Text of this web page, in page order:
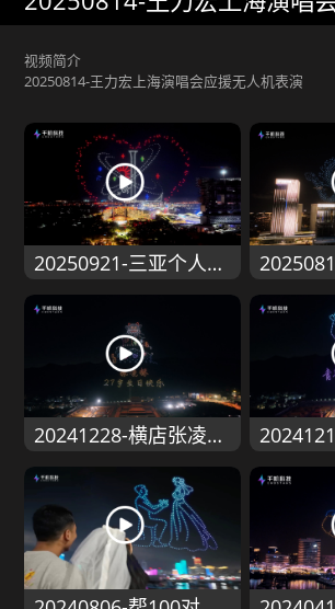
视频简介
20250814-王力宏上海演唱会应援无人机表演
20250921-三亚个人婚礼
20241228-横店张凌赫生日应援